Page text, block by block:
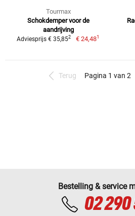
Tourmax
Schokdemper voor de
aandrijving
Adviesprijs € 35,852 € 24,481
Terug Pagina 1 van 2
Bestelling & service
02 290